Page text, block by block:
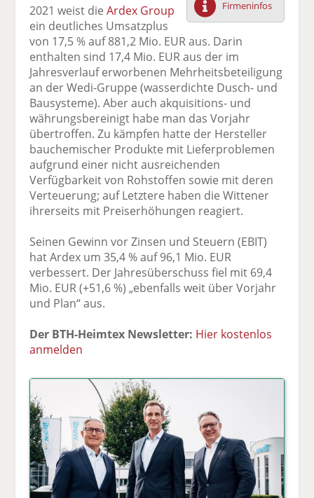
F
ac
e
b
o
o
k
te
il
e
n
tt
er
n
Li
n
di
n
te
il
e
n
E
m
v
er
d
e
ck
e
Firmeninfos
2021 weist die Ardex Group
ein deutliches Umsatzplus
von 17,5 % auf 881,2 Mio. EUR aus. Darin
enthalten sind 17,4 Mio. EUR aus der im
Jahresverlauf erworbenen Mehrheitsbeteiligung
an der Wedi-Gruppe (wasserdichte Dusch- und
Bausysteme). Aber auch akquisitions- und
währungsbereinigt habe man das Vorjahr
übertroffen. Zu kämpfen hatte der Hersteller
bauchemischer Produkte mit Lieferproblemen
aufgrund einer nicht ausreichenden
Verfügbarkeit von Rohstoffen sowie mit deren
Verteuerung; auf Letztere haben die Wittener
ihrerseits mit Preiserhöhungen reagiert.
Seinen Gewinn vor Zinsen und Steuern (EBIT)
hat Ardex um 35,4 % auf 96,1 Mio. EUR
verbessert. Der Jahresüberschuss fiel mit 69,4
Mio. EUR (+51,6 %) „ebenfalls weit über Vorjahr
und Plan“ aus.
Der BTH-Heimtex Newsletter: Hier kostenlos
anmelden